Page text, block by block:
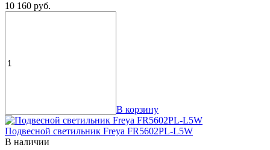
10 160 руб.
В корзину
Подвесной светильник Freya FR5602PL-L5W
В наличии